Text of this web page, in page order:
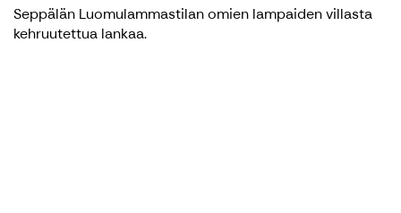
Seppälän Luomulammastilan omien lampaiden villasta
kehruutettua lankaa.